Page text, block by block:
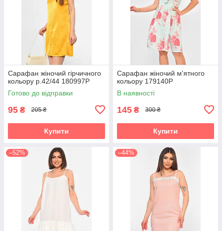
Сарафан жіночий гірчичного
кольору р.42/44 180997P
Готово до відправки
95 ₴ 205 ₴
Купити
Сарафан жіночий м'ятного
кольору 179140P
В наявності
145 ₴ 300 ₴
Купити
–52% –44%